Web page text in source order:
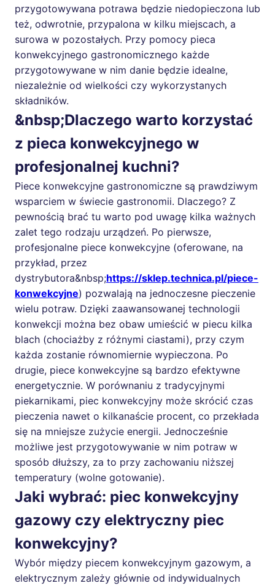
przygotowywana potrawa będzie niedopieczona lub
też, odwrotnie, przypalona w kilku miejscach, a
surowa w pozostałych. Przy pomocy pieca
konwekcyjnego gastronomicznego każde
przygotowywane w nim danie będzie idealne,
niezależnie od wielkości czy wykorzystanych
składników.
&nbsp;Dlaczego warto korzystać
z pieca konwekcyjnego w
profesjonalnej kuchni?
Piece konwekcyjne gastronomiczne są prawdziwym
wsparciem w świecie gastronomii. Dlaczego? Z
pewnością brać tu warto pod uwagę kilka ważnych
zalet tego rodzaju urządzeń. Po pierwsze,
profesjonalne piece konwekcyjne (oferowane, na
przykład, przez
dystrybutora&nbsp;https://sklep.technica.pl/piece-
konwekcyjne) pozwalają na jednoczesne pieczenie
wielu potraw. Dzięki zaawansowanej technologii
konwekcji można bez obaw umieścić w piecu kilka
blach (chociażby z różnymi ciastami), przy czym
każda zostanie równomiernie wypieczona. Po
drugie, piece konwekcyjne są bardzo efektywne
energetycznie. W porównaniu z tradycyjnymi
piekarnikami, piec konwekcyjny może skrócić czas
pieczenia nawet o kilkanaście procent, co przekłada
się na mniejsze zużycie energii. Jednocześnie
możliwe jest przygotowywanie w nim potraw w
sposób dłuższy, za to przy zachowaniu niższej
temperatury (wolne gotowanie).
Jaki wybrać: piec konwekcyjny
gazowy czy elektryczny piec
konwekcyjny?
Wybór między piecem konwekcyjnym gazowym, a
elektrycznym zależy głównie od indywidualnych